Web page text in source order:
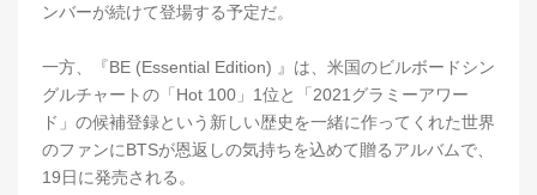
ンバーが続けて登場する予定だ。
一方、『BE (Essential Edition) 』は、米国のビルボードシン
グルチャートの「Hot 100」1位と「2021グラミーアワー
ド」の候補登録という新しい歴史を一緒に作ってくれた世界
のファンにBTSが恩返しの気持ちを込めて贈るアルバムで、
19日に発売される。